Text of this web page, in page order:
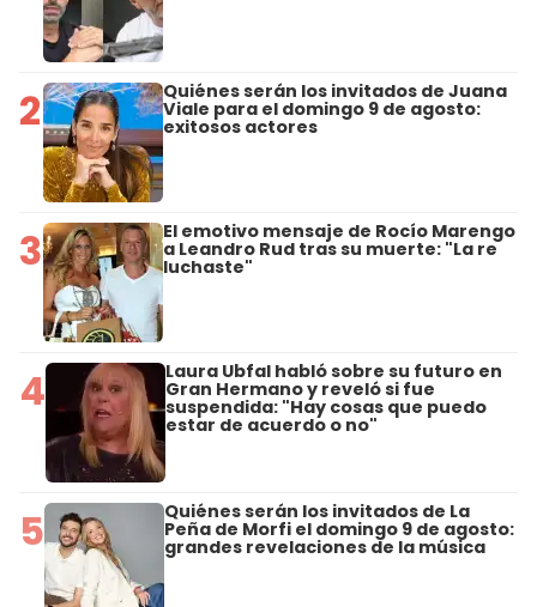
2 Quiénes serán los invitados de Juana
Viale para el domingo 9 de agosto:
exitosos actores
3 El emotivo mensaje de Rocío Marengo
a Leandro Rud tras su muerte: "La re
luchaste"
4 Laura Ubfal habló sobre su futuro en
Gran Hermano y reveló si fue
suspendida: "Hay cosas que puedo
estar de acuerdo o no"
5 Quiénes serán los invitados de La
Peña de Morfi el domingo 9 de agosto:
grandes revelaciones de la música